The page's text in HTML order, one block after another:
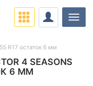
4 SEASONS
6 ММ
R17 остаток 6 мм